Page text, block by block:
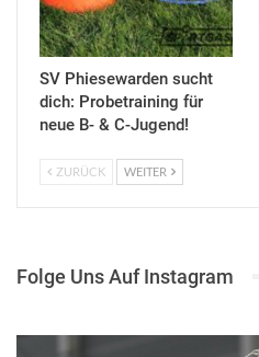
SV Phiesewarden sucht
dich: Probetraining für
neue B- & C-Jugend!
ZURÜCK WEITER
Folge Uns Auf Instagram